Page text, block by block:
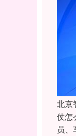
北京
仗怎
员